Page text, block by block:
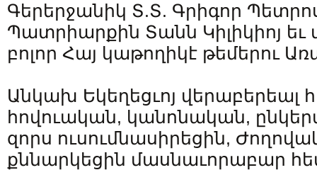
Գերերջանիկ Տ.Տ. Գրիգոր
Պատրիարքին Տանն Կիլիկիոյ
բոլոր Հայ կաթողիկէ թեմերու
Անկախ Եկեղեցւոյ վերաբերեալ
հովուական, կանոնական,
զորս ուսումնասիրեցին,
քննարկեցին մասնաւորաբար